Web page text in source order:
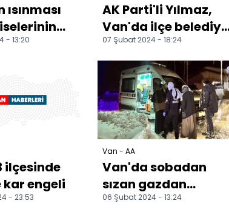
ısınması
- 13:20
AK Parti'li Yılmaz,
Van'da ilçe belediye
başkan adayları
tanıtım töreninde...
07 Şubat 2024 - 18:24
ilçesinde
engeli
- 23:53
Van - AA
Van'da sobadan
sızan gazdan
etkilenen anne ve
06 Şubat 2024 - 13:24